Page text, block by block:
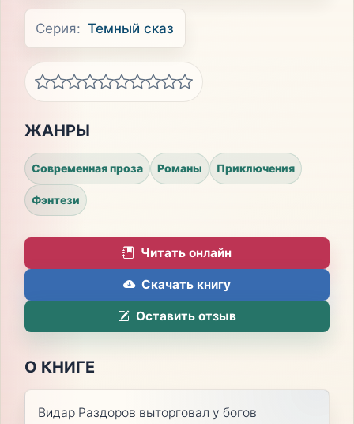
Серия: Темный сказ
ЖАНРЫ
Современная проза Романы Приключения
Фэнтези
Читать онлайн
Скачать книгу
Оставить отзыв
О КНИГЕ
Видар Раздоров выторговал у богов